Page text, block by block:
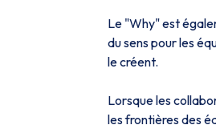
Le "Why"est
du sens pour les
le créent.
Lorsque les
les frontières des